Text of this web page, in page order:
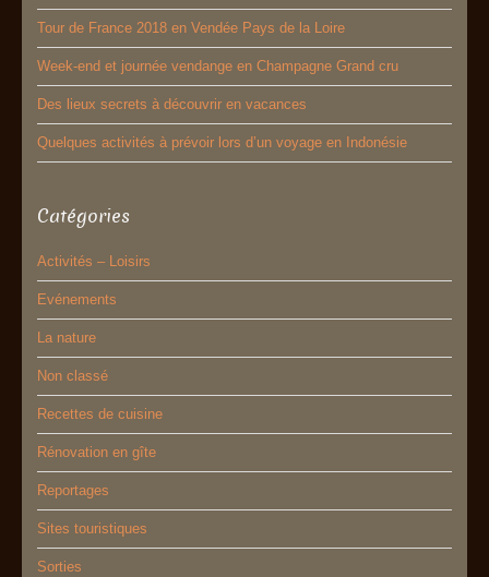
Tour de France 2018 en Vendée Pays de la Loire
Week-end et journée vendange en Champagne Grand cru
Des lieux secrets à découvrir en vacances
Quelques activités à prévoir lors d’un voyage en Indonésie
Catégories
Activités – Loisirs
Evénements
La nature
Non classé
Recettes de cuisine
Rénovation en gîte
Reportages
Sites touristiques
Sorties